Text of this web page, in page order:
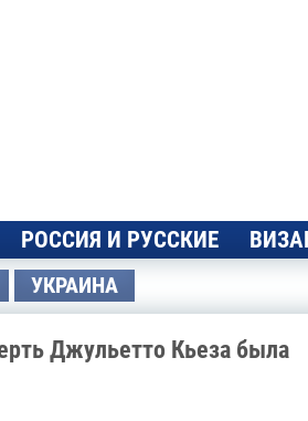
РОССИЯ И РУССКИЕ
УКРАИНА
Джульетто Кьеза была